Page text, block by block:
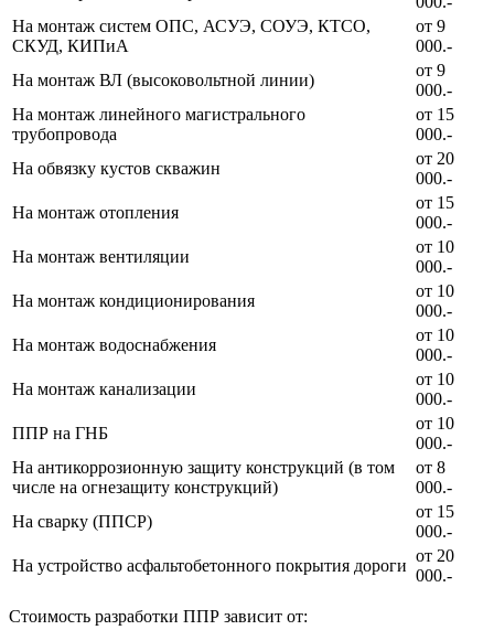
На монтаж систем ОПС, АСУЭ, СОУЭ, КТСО,
СКУД, КИПиА
от 9
000.-
На монтаж ВЛ (высоковольтной линии)
от 9
000.-
На монтаж линейного магистрального
трубопровода
от 15
000.-
На обвязку кустов скважин
от 20
000.-
На монтаж отопления
от 15
000.-
На монтаж вентиляции
от 10
000.-
На монтаж кондиционирования
от 10
000.-
На монтаж водоснабжения
от 10
000.-
На монтаж канализации
от 10
000.-
ППР на ГНБ
от 10
000.-
На антикоррозионную защиту конструкций (в том
числе на огнезащиту конструкций)
от 8
000.-
На сварку (ППСР)
от 15
000.-
На устройство асфальтобетонного покрытия дороги
от 20
000.-
Стоимость разработки ППР зависит от: